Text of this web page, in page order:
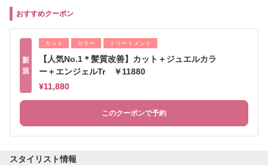
おすすめクーポン
新
規
カット カラー トリートメント
【人気No.1＊髪質改善】カット＋ジュエルカラ
ー＋エンジェルTr ￥11880
¥11,880
このクーポンで予約
スタイリスト情報